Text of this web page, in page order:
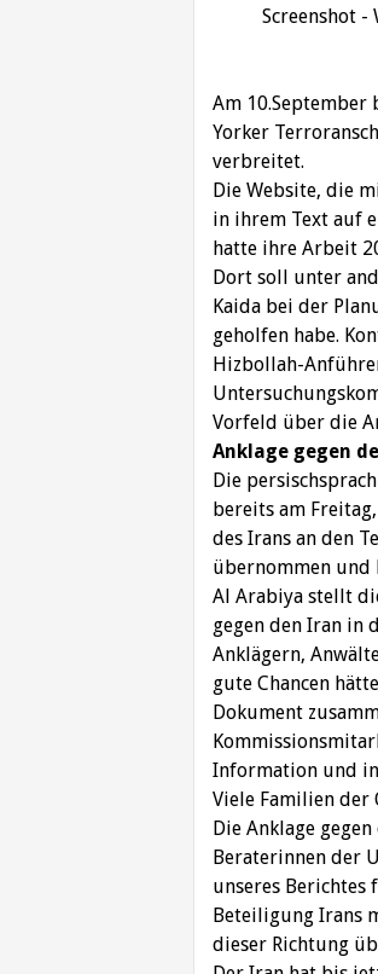
Screenshot -
Am 10.September
Yorker
verbreitet.
Die Website, die
in ihrem Text auf
hatte ihre Arbeit
Dort soll unter
Kaida bei der
geholfen habe.
Hizbollah-
Vorfeld über die
Anklage gegen
Die
bereits am
des Irans an den
übernommen und
Al Arabiya stellt
gegen den Iran in
Anklägern,
gute Chancen
Dokument
Information und
Viele Familien der
Die Anklage
Beraterinnen der
unseres Berichtes
Beteiligung Irans
dieser Richtung